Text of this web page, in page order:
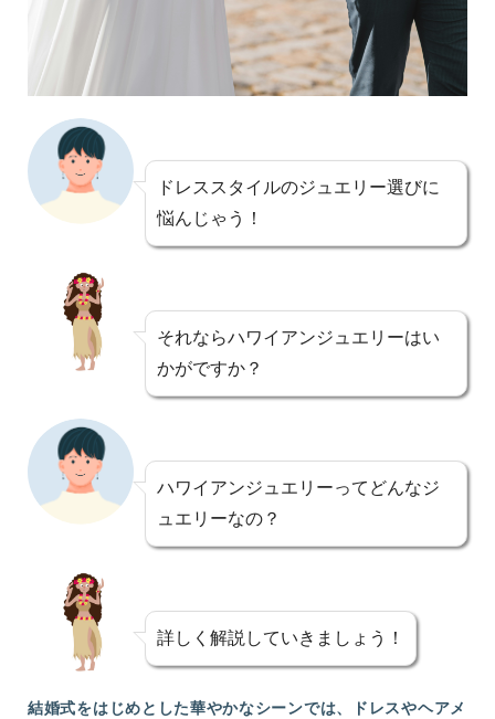
ドレススタイルのジュエリー選びに
悩んじゃう！
それならハワイアンジュエリーはい
かがですか？
ハワイアンジュエリーってどんなジ
ュエリーなの？
詳しく解説していきましょう！
結婚式をはじめとした華やかなシーンでは、ドレスやヘアメ